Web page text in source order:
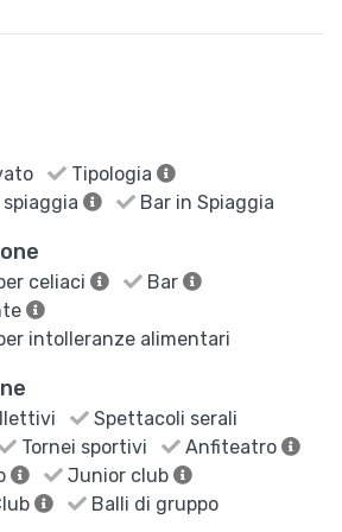
Tipologia
Bar in Spiaggia
celiaci
Bar
intolleranze alimentari
Spettacoli serali
Tornei sportivi
Anfiteatro
Junior club
Balli di gruppo